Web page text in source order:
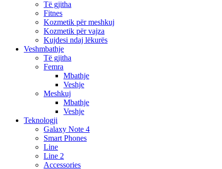
Të gjitha
Fitnes
Kozmetik për meshkuj
Kozmetik për vajza
Kujdesi ndaj lëkurës
Veshmbathje
Të gjitha
Femra
Mbathje
Veshje
Meshkuj
Mbathje
Veshje
Teknologji
Galaxy Note 4
Smart Phones
Line
Line 2
Accessories